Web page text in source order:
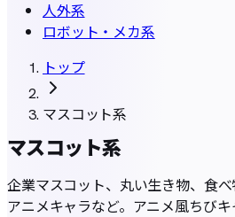
人外系
ロボット・メカ系
トップ
マスコット系
マスコット系
企業マスコット、丸い生き物、食
アニメキャラなど。アニメ風ちび